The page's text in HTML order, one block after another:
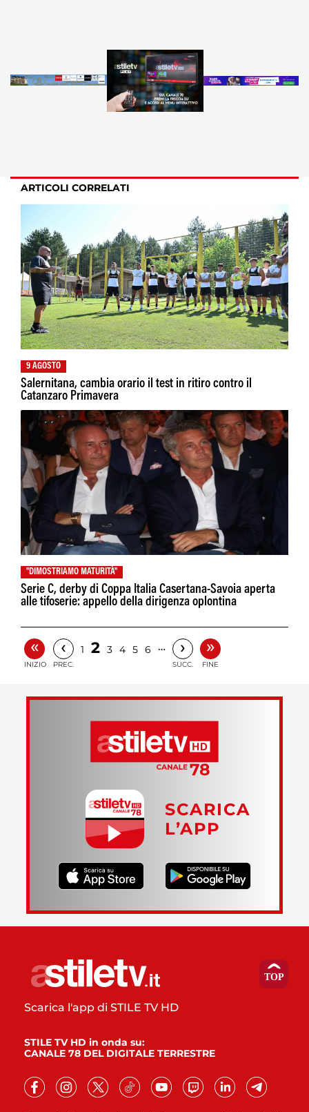
ARTICOLI CORRELATI
9 AGOSTO
Salernitana, cambia orario il test in ritiro contro il
Catanzaro Primavera
"DIMOSTRIAMO MATURITÀ"
Serie C, derby di Coppa Italia Casertana-Savoia aperta
alle tifoserie: appello della dirigenza oplontina
«
INIZIO
‹
PREC.
1 2 3 4 5 6 … ›
SUCC.
»
FINE
SCARICA
L’APP
Scarica l'app di STILE TV HD
STILE TV HD in onda su:
CANALE 78 DEL DIGITALE TERRESTRE